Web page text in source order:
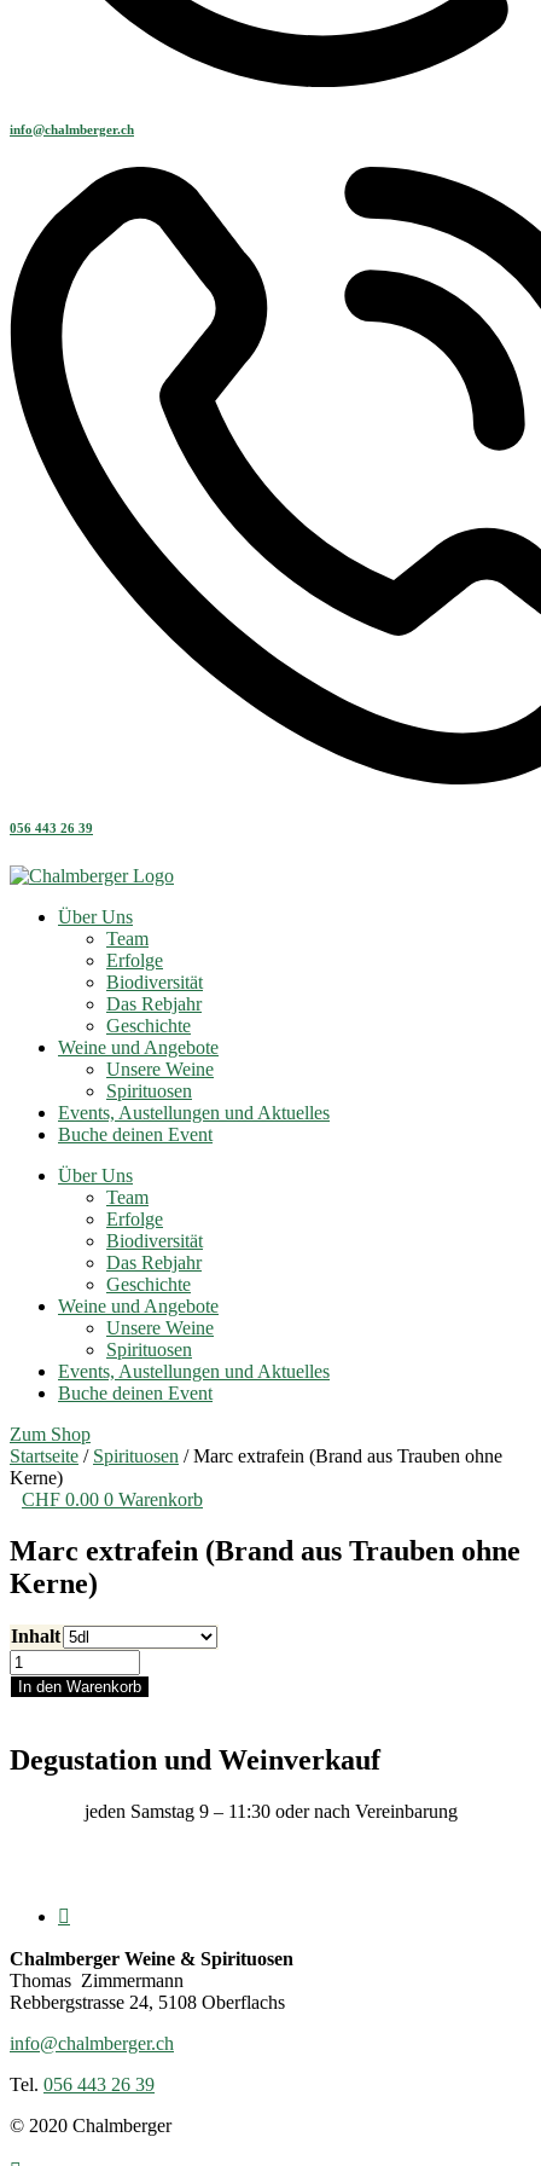
info@chalmberger.ch
056 443 26 39
Über Uns
Team
Erfolge
Biodiversität
Das Rebjahr
Geschichte
Weine und Angebote
Unsere Weine
Spirituosen
Events, Austellungen und Aktuelles
Buche deinen Event
Über Uns
Team
Erfolge
Biodiversität
Das Rebjahr
Geschichte
Weine und Angebote
Unsere Weine
Spirituosen
Events, Austellungen und Aktuelles
Buche deinen Event
Zum Shop
Startseite / Spirituosen / Marc extrafein (Brand aus Trauben ohne
Kerne)
CHF 0.00 0 Warenkorb
Marc extrafein (Brand aus Trauben ohne
Kerne)
Inhalt
Marc
extrafein
(Brand
Trauben
ohne
In den Warenkorb
Degustation und Weinverkauf
jeden Samstag 9 – 11:30 oder nach Vereinbarung
Chalmberger Weine & Spirituosen
Thomas Zimmermann
Rebbergstrasse 24, 5108 Oberflachs
info@chalmberger.ch
Tel. 056 443 26 39
© 2020 Chalmberger